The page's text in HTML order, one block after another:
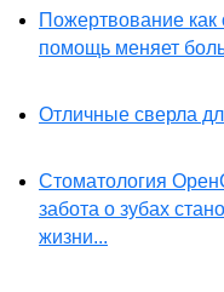
Пожертвование
помощь меняет
Отличные сверла
Стоматология
забота о зубах
жизни...